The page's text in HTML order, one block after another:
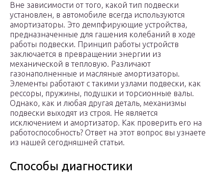
Вне зависимости от того, какой тип подвески
установлен, в автомобиле всегда используются
амортизаторы. Это демпфирующие устройства,
предназначенные для гашения колебаний в ходе
работы подвески. Принцип работы устройств
заключается в превращении энергии из
механической в тепловую. Различают
газонаполненные и масляные амортизаторы.
Элементы работают с такими узлами подвески, как
рессоры, пружины, подушки и торсионные валы.
Однако, как и любая другая деталь, механизмы
подвески выходят из строя. Не является
исключением и амортизатор. Как проверить его на
работоспособность? Ответ на этот вопрос вы узнаете
из нашей сегодняшней статьи.
Способы диагностики